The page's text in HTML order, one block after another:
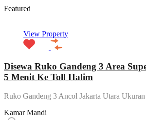
Featured
View Property
Disewa Ruko Gandeng 3 Area
5 Menit Ke Toll Halim
Ruko Gandeng 3 Ancol Jakarta Utara
Kamar Mandi